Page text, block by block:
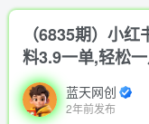
（6835期）小
料3.9一单,轻松
蓝天网创
2年前发布